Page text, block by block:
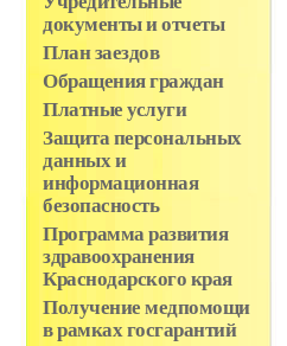
документы и отчеты
План заездов
Обращения граждан
Платные услуги
Защита персональных
данных и
информационная
безопасность
Программа развития
здравоохранения
Краснодарского края
Получение медпомощи
в рамках госгарантий